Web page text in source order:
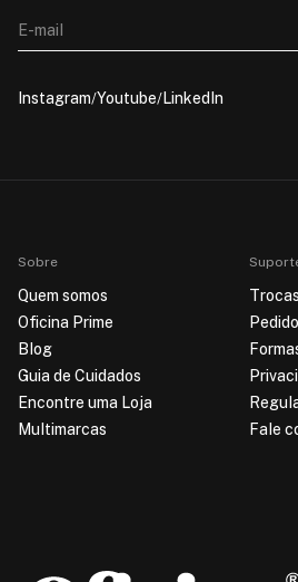
E-mail
Instagram Youtube LinkedIn
Sobre
Quem somos
Oficina Prime
Blog
Guia de Cuidados
Encontre uma Loja
Multimarcas
Fale